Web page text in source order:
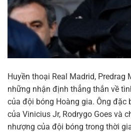
Huyền thoại Real Madrid, Predrag
những nhận định thẳng thắn về
của đội bóng Hoàng gia. Ông đặc
của Vinicius Jr, Rodrygo Goes và
nhượng của đội bóng trong thời